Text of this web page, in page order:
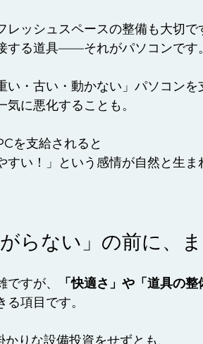
ッシュスペースの整備も大切で
する道具——それがパソコンです。
・古い・動かない」パソコンを
に悪化することも。
を支給されると
すい！」という感情が自然と生ま
がらない」の前に、
すが、 「快適さ」や「道具の整
項目です。
りな設備投資をせずとも、